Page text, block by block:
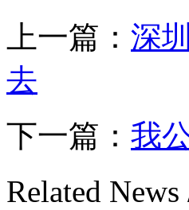
上一篇： 深
去
下一篇： 我
Related News